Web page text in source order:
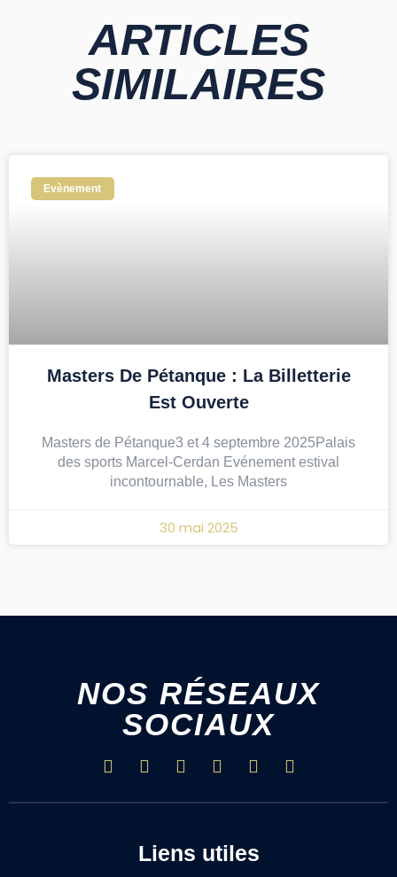
ARTICLES
SIMILAIRES
Evènement
Masters De Pétanque : La Billetterie
Est Ouverte
Masters de Pétanque3 et 4 septembre 2025Palais
des sports Marcel-Cerdan Evénement estival
incontournable, Les Masters
30 mai 2025
NOS RÉSEAUX
SOCIAUX
Liens utiles